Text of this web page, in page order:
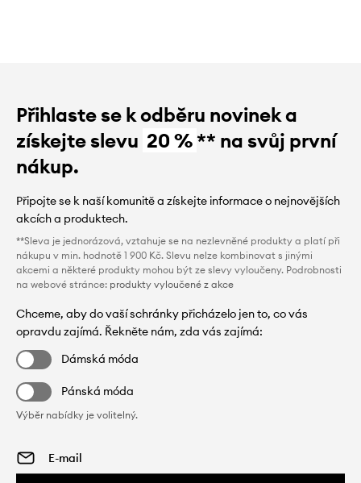
Přihlaste se k odběru novinek a
získejte slevu 20 %** na svůj první
nákup.
Připojte se k naší komunitě a získejte informace o nejnovějších
akcích a produktech.
**Sleva je jednorázová, vztahuje se na nezlevněné produkty a platí při
nákupu v min. hodnotě 1 900 Kč. Slevu nelze kombinovat s jinými
akcemi a některé produkty mohou být ze slevy vyloučeny. Podrobnosti
na webové stránce: produkty vyloučené z akce
Chceme, aby do vaší schránky přicházelo jen to, co vás
opravdu zajímá. Řekněte nám, zda vás zajímá:
Dámská móda
Pánská móda
Výběr nabídky je volitelný.